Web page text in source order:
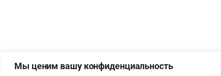
Мы ценим вашу конфиденциальность